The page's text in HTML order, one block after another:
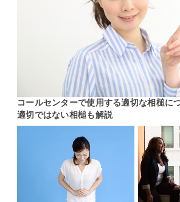
コールセンターで使用する適切な相槌に
適切ではない相槌も解説